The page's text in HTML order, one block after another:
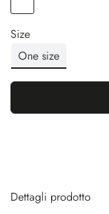
Size
One size
Dettagli prodotto